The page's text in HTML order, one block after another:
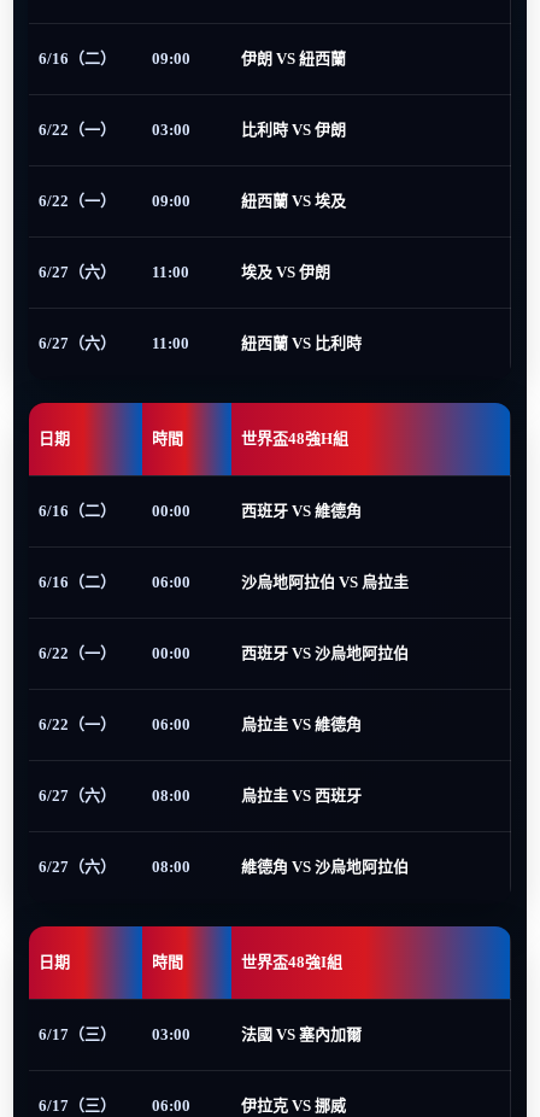
6/16（二） 09:00 伊朗 VS 紐西蘭
6/22（一） 03:00 比利時 VS 伊朗
6/22（一） 09:00 紐西蘭 VS 埃及
6/27（六） 11:00 埃及 VS 伊朗
6/27（六） 11:00 紐西蘭 VS 比利時
日期 時間 世界盃48強H組
6/16（二） 00:00 西班牙 VS 維德角
6/16（二） 06:00 沙烏地阿拉伯 VS 烏拉圭
6/22（一） 00:00 西班牙 VS 沙烏地阿拉伯
6/22（一） 06:00 烏拉圭 VS 維德角
6/27（六） 08:00 烏拉圭 VS 西班牙
6/27（六） 08:00 維德角 VS 沙烏地阿拉伯
日期 時間 世界盃48強I組
6/17（三） 03:00 法國 VS 塞內加爾
6/17（三） 06:00 伊拉克 VS 挪威